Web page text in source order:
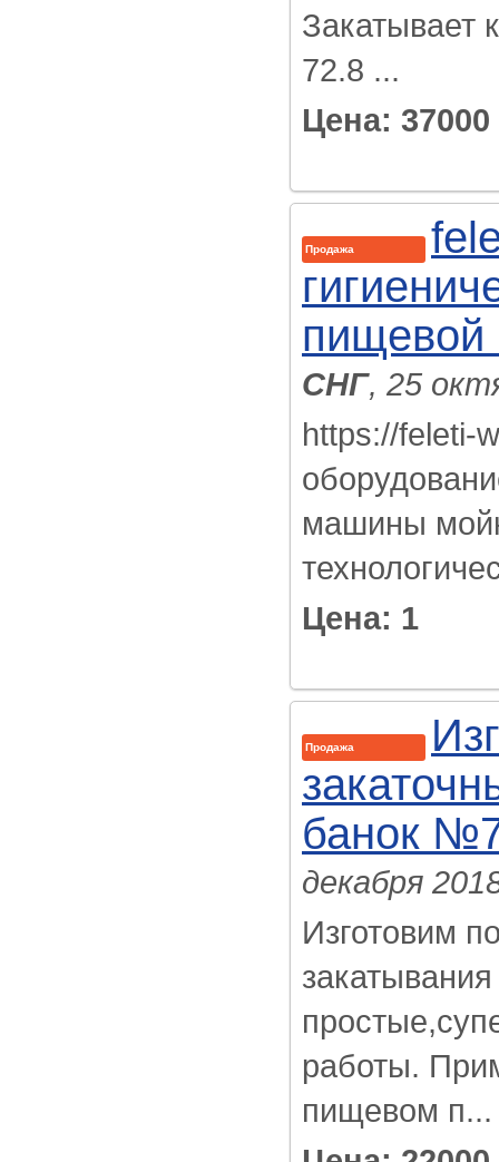
Закатывает
72.8 ...
Цена: 37000
Продажа
пищевой
СНГ, 25
https://feleti-
машины
Цена: 1
Продажа
банок
декабря
Изготовим
работы.
пищевом п...